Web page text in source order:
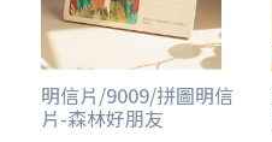
明信片/9009/拼圖明信
片-森林好朋友